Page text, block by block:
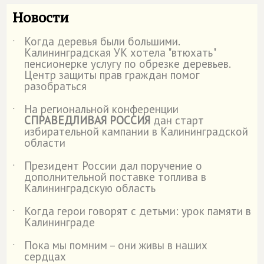
Новости
˙ Когда деревья были большими.
Калининградская УК хотела "втюхать"
пенсионерке услугу по обрезке деревьев.
Центр защиты прав граждан помог
разобраться
˙
На региональной конференции
СПРАВЕДЛИВАЯ РОССИЯ дан старт
избирательной кампании в Калининградской
области
˙
Президент России дал поручение о
дополнительной поставке топлива в
Калининградскую область
˙
Когда герои говорят с детьми: урок памяти в
Калининграде
˙
Пока мы помним – они живы в наших
сердцах